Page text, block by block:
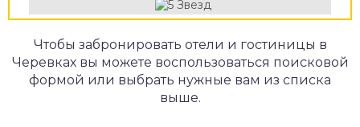
Чтобы забронировать отели и гостиницы в
Черевках вы можете воспользоваться поисковой
формой или выбрать нужные вам из списка
выше.